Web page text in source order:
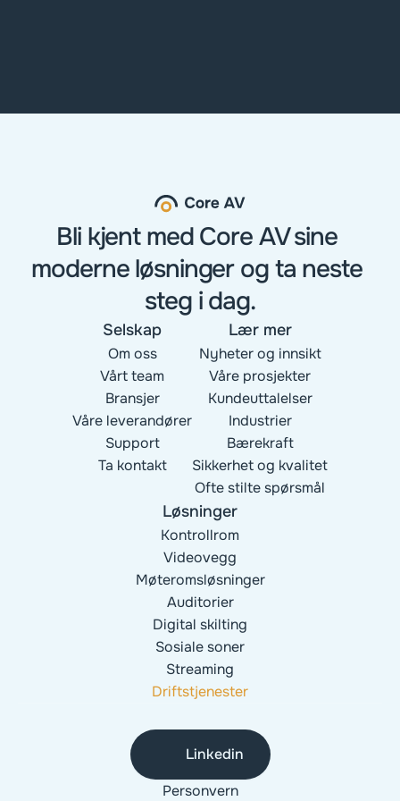
Bli kjent med Core AV sine
moderne løsninger og ta neste
steg i dag.
Selskap
Om oss
Vårt team
Bransjer
Våre leverandører
Support
Ta kontakt
Lær mer
Nyheter og innsikt
Våre prosjekter
Kundeuttalelser
Industrier
Bærekraft
Sikkerhet og kvalitet
Ofte stilte spørsmål
Løsninger
Kontrollrom
Videovegg
Møteromsløsninger
Auditorier
Digital skilting
Sosiale soner
Streaming
Driftstjenester
Linkedin
Personvern